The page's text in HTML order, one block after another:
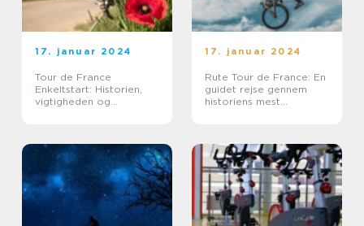
17. januar 2024
Tour de France
Enkeltstart: Historien,
vigtigheden og
17. januar 2024
Rute Tour de France: En
guidet rejse gennem
historiens mest